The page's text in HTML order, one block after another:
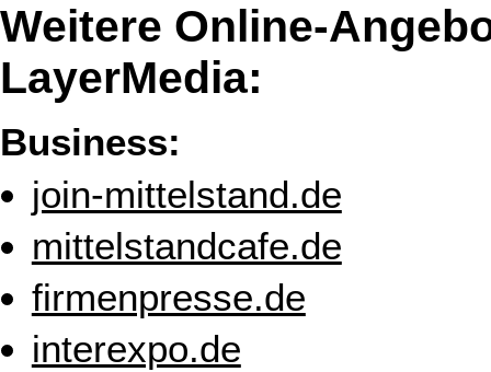
Weitere Online-
LayerMedia:
Business:
join-mittelstand.de
mittelstandcafe.de
firmenpresse.de
interexpo.de